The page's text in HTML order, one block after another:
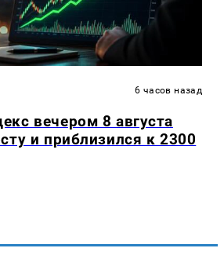
6 часов назад
вечером 8 августа
и приблизился к 2300